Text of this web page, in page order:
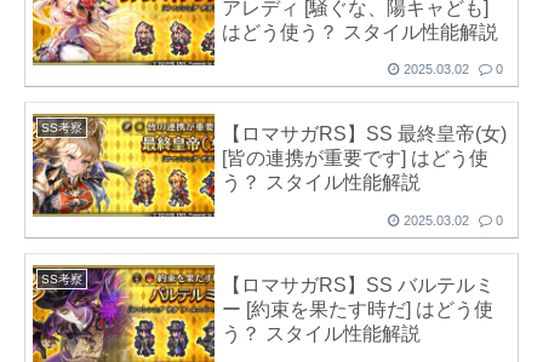
アレディ [騒ぐな、陽キャども]
はどう使う？ スタイル性能解説
2025.03.02 0
SS考察
【ロマサガRS】SS 最終皇帝(女)
[皆の連携が重要です] はどう使
う？ スタイル性能解説
2025.03.02 0
SS考察
【ロマサガRS】SS バルテルミ
ー [約束を果たす時だ] はどう使
う？ スタイル性能解説